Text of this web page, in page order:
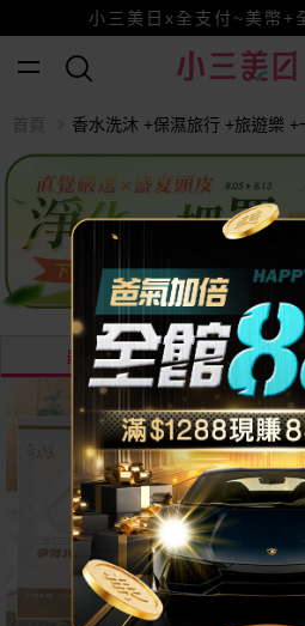
賺美幣~換好禮~
小三美日x全支付~美幣+
最熱銷 最新
首頁 香水洗沐 +保濕旅行 +旅遊樂